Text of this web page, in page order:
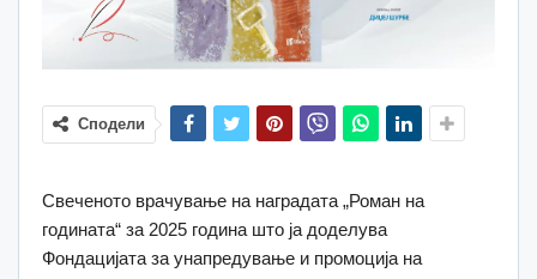
Сподели
Свеченото врачување на наградата „Роман на
годината“ за 2025 година што ја доделува
Фондацијата за унапредување и промоција на